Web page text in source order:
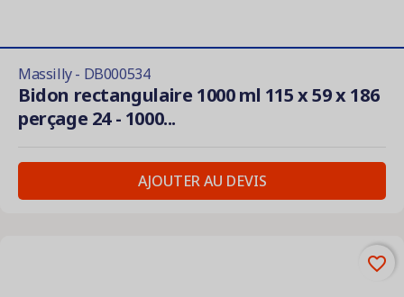
Massilly - DB000534
Bidon rectangulaire 1000 ml 115 x 59 x 186
perçage 24 - 1000...
AJOUTER AU DEVIS
favorite_border